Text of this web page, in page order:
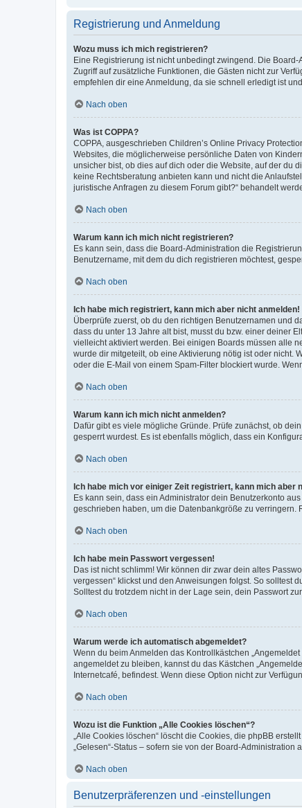
Registrierung und Anmeldung
Wozu muss ich mich registrieren?
Eine Registrierung ist nicht unbedingt zwingend. Die
Zugriff auf zusätzliche Funktionen, die Gästen nicht zur
empfehlen dir eine Anmeldung, da sie schnell erledigt ist
Nach oben
Was ist COPPA?
COPPA, ausgeschrieben Children’s Online Privacy
Websites, die möglicherweise persönliche Daten von
unsicher bist, ob dies auf dich oder die Website, auf der du
keine Rechtsberatung anbieten kann und nicht die
juristische Anfragen zu diesem Forum gibt?“ behandelt
Nach oben
Warum kann ich mich nicht registrieren?
Es kann sein, dass die Board-Administration die
Benutzername, mit dem du dich registrieren möchtest,
Nach oben
Ich habe mich registriert, kann mich aber nicht anmelden!
Überprüfe zuerst, ob du den richtigen Benutzernamen und
dass du unter 13 Jahre alt bist, musst du bzw. einer deiner
vielleicht aktiviert werden. Bei einigen Boards müssen alle
wurde dir mitgeteilt, ob eine Aktivierung nötig ist oder nicht.
oder die E-Mail von einem Spam-Filter blockiert wurde.
Nach oben
Warum kann ich mich nicht anmelden?
Dafür gibt es viele mögliche Gründe. Prüfe zunächst, ob
gesperrt wurdest. Es ist ebenfalls möglich, dass ein
Nach oben
Ich habe mich vor einiger Zeit registriert, kann mich aber
Es kann sein, dass ein Administrator dein Benutzerkonto
geschrieben haben, um die Datenbankgröße zu
Nach oben
Ich habe mein Passwort vergessen!
Das ist nicht schlimm! Wir können dir zwar dein altes
vergessen“ klickst und den Anweisungen folgst. So solltest
Solltest du trotzdem nicht in der Lage sein, dein Passwort
Nach oben
Warum werde ich automatisch abgemeldet?
Wenn du beim Anmelden das Kontrollkästchen
angemeldet zu bleiben, kannst du das Kästchen
Internetcafé, befindest. Wenn diese Option nicht zur
Nach oben
Wozu ist die Funktion „Alle Cookies löschen“?
„Alle Cookies löschen“ löscht die Cookies, die phpBB
„Gelesen“-Status – sofern sie von der Board-
Nach oben
Benutzerpräferenzen und -einstellungen